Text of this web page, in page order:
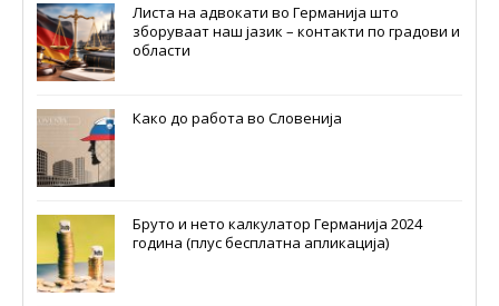
Листа на адвокати во Германија што
зборуваат наш јазик – контакти по градови и
области
Како до работа во Словенија
Бруто и нето калкулатор Германија 2024
година (плус бесплатна апликација)